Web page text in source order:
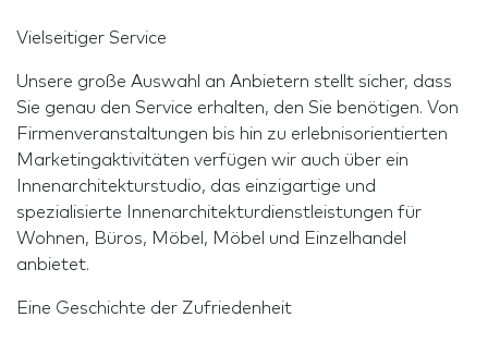
Vielseitiger Service
Unsere große Auswahl an Anbietern stellt sicher, dass
Sie genau den Service erhalten, den Sie benötigen. Von
Firmenveranstaltungen bis hin zu erlebnisorientierten
Marketingaktivitäten verfügen wir auch über ein
Innenarchitekturstudio, das einzigartige und
spezialisierte Innenarchitekturdienstleistungen für
Wohnen, Büros, Möbel, Möbel und Einzelhandel
anbietet.
Eine Geschichte der Zufriedenheit